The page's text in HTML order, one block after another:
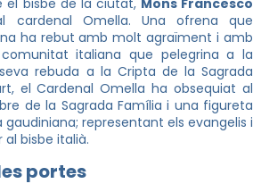
cardenal Omella. Una ofrena que
ha rebut amb molt agraïment i amb
italiana que pelegrina a la
rebuda a la Cripta de la Sagrada
el Cardenal Omella ha obsequiat al
de la Sagrada Família i una figureta
representant els evangelis i
bisbe italià.
portes